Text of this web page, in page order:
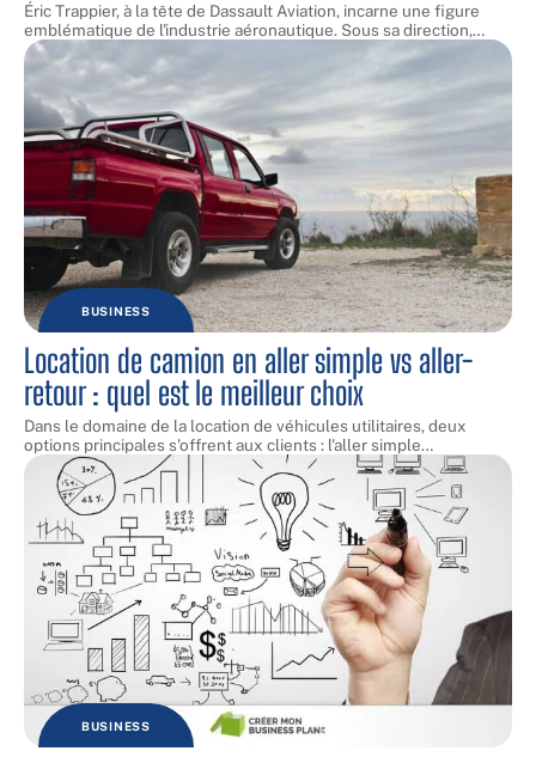
Éric Trappier, à la tête de Dassault Aviation, incarne une figure
emblématique de l'industrie aéronautique. Sous sa direction,…
BUSINESS
Location de camion en aller simple vs aller-
retour : quel est le meilleur choix
Dans le domaine de la location de véhicules utilitaires, deux
options principales s'offrent aux clients : l'aller simple…
BUSINESS